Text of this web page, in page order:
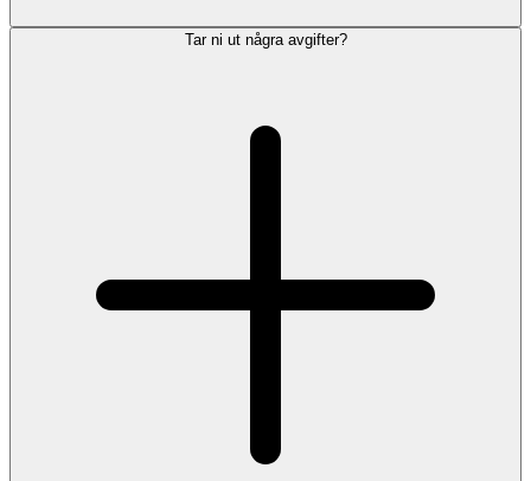
Tar ni ut några avgifter?